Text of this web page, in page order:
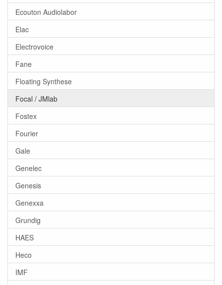
Ecouton Audiolabor
Elac
Electrovoice
Fane
Floating Synthese
Focal / JMlab
Fostex
Fourier
Gale
Genelec
Genesis
Genexxa
Grundig
HAES
Heco
IMF